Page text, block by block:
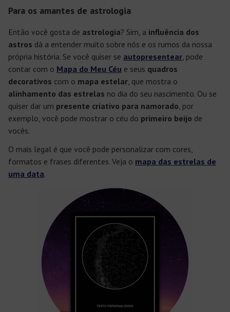
Para os amantes de astrologia
Então você gosta de astrologia? Sim, a influência dos
astros dá a entender muito sobre nós e os rumos da nossa
própria história. Se você quiser se autopresentear, pode
contar com o Mapa do Meu Céu e seus quadros
decorativos com o mapa estelar, que mostra o
alinhamento das estrelas no dia do seu nascimento. Ou se
quiser dar um presente criativo para namorado, por
exemplo, você pode mostrar o céu do primeiro beijo de
vocês.
O mais legal é que você pode personalizar com cores,
formatos e frases diferentes. Veja o mapa das estrelas de
uma data.